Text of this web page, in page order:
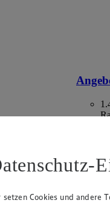
Klasse I,
setzen Cookies und andere